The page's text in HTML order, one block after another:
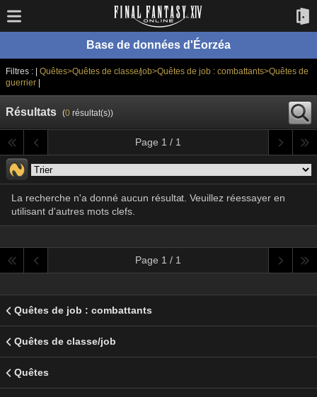
Base de données d'Éorzéa
Filtres : | Quêtes>Quêtes de classe/job>Quêtes de job : combattants>Quêtes de
guerrier|
Résultats (0résultat(s))
Page 1 / 1
La recherche n'a donné aucun résultat. Veuillez réessayer en
utilisant d'autres mots clefs.
Page 1 / 1
Quêtes de job : combattants
Quêtes de classe/job
Quêtes